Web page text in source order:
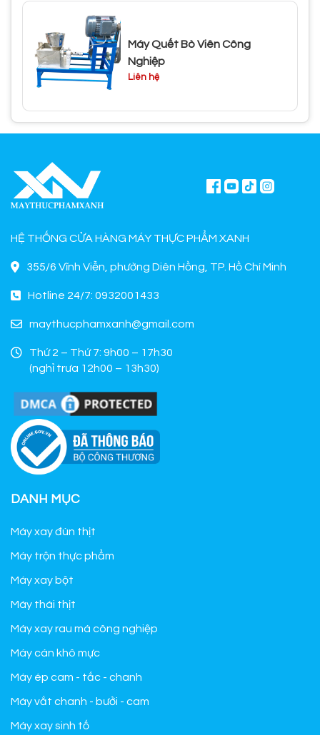
Máy Quết Bò Viên Công
Nghiệp
Liên hệ
HỆ THỐNG CỬA HÀNG MÁY THỰC PHẨM XANH
355/6 Vĩnh Viễn, phường Diên Hồng, TP. Hồ Chí Minh
Hotline 24/7: 0932001433
maythucphamxanh@gmail.com
Thứ 2 – Thứ 7: 9h00 – 17h30
(nghỉ trưa 12h00 – 13h30)
DANH MỤC
Máy xay đùn thịt
Máy trộn thực phẩm
Máy xay bột
Máy thái thịt
Máy xay rau má công nghiệp
Máy cán khô mực
Máy ép cam - tắc - chanh
Máy vắt chanh - bưởi - cam
Máy xay sinh tố